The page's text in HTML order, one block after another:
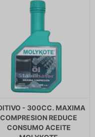
- 300CC. MAXIMA
COMPRESION REDUCE
CONSUMO ACEITE